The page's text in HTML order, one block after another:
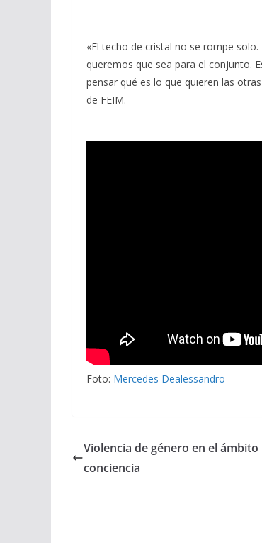
«El techo de cristal no se rompe
queremos que sea para el conjunto.
pensar qué es lo que quieren las
de FEIM.
Foto: Mercedes Dealessandro
Violencia de género en el
conciencia